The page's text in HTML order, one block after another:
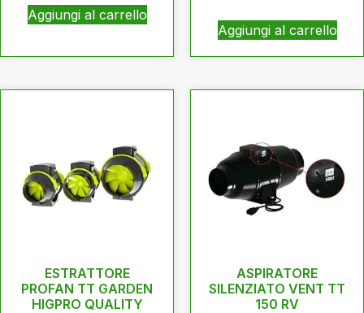
Aggiungi al carrello
Aggiungi al carrello
ESTRATTORE
PROFAN TT GARDEN
HIGPRO QUALITY
ASPIRATORE
SILENZIATO VENT TT
150 RV